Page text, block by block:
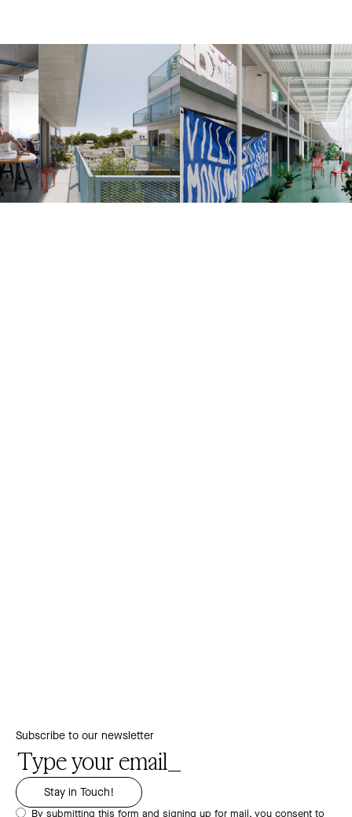
Subscribe to our newsletter
By submitting this form and signing up for mail, you consent to